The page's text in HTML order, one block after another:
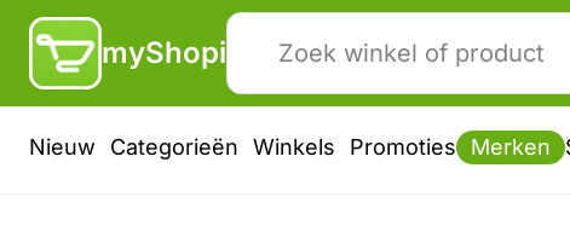
myShopi
Nieuw Categorieën Winkels Promoties Merken